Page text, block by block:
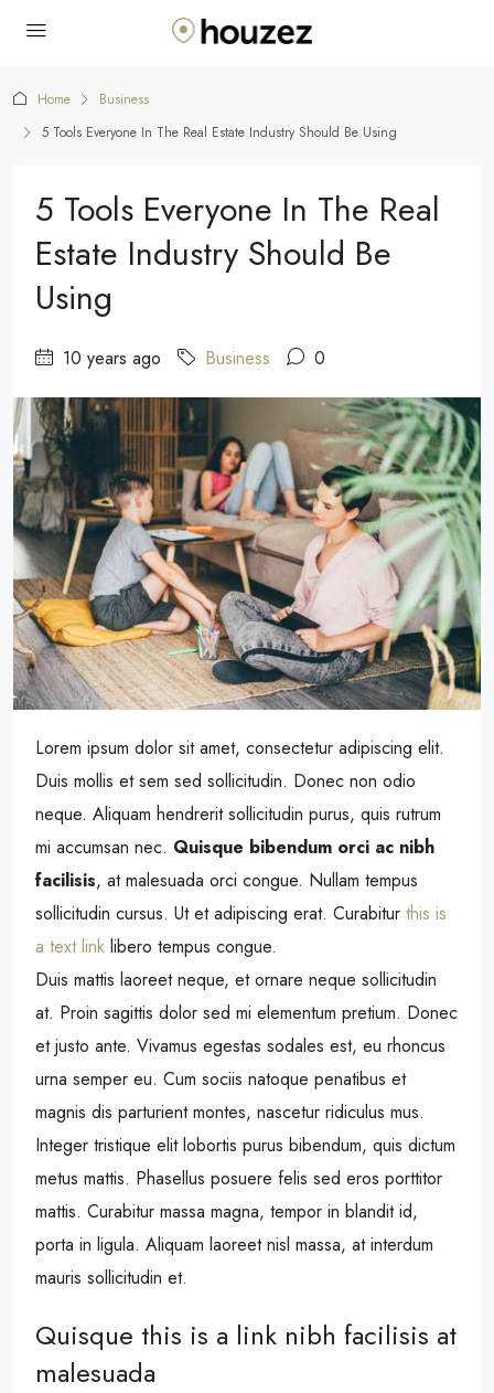
Home
Business
5 Tools Everyone In The Real Estate Industry Should Be Using
5 Tools Everyone In The Real
Estate Industry Should Be
Using
10 years ago Business 0
Lorem ipsum dolor sit amet, consectetur adipiscing elit.
Duis mollis et sem sed sollicitudin. Donec non odio
neque. Aliquam hendrerit sollicitudin purus, quis rutrum
mi accumsan nec. Quisque bibendum orci ac nibh
facilisis, at malesuada orci congue. Nullam tempus
sollicitudin cursus. Ut et adipiscing erat. Curabitur this is
a text link libero tempus congue.
Duis mattis laoreet neque, et ornare neque sollicitudin
at. Proin sagittis dolor sed mi elementum pretium. Donec
et justo ante. Vivamus egestas sodales est, eu rhoncus
urna semper eu. Cum sociis natoque penatibus et
magnis dis parturient montes, nascetur ridiculus mus.
Integer tristique elit lobortis purus bibendum, quis dictum
metus mattis. Phasellus posuere felis sed eros porttitor
mattis. Curabitur massa magna, tempor in blandit id,
porta in ligula. Aliquam laoreet nisl massa, at interdum
mauris sollicitudin et.
Quisque this is a link nibh facilisis at
malesuada